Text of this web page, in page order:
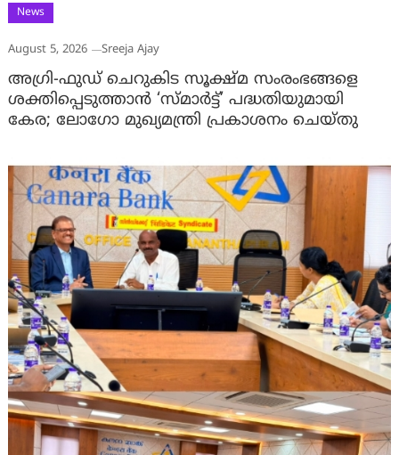
News
August 5, 2026 Sreeja Ajay
അഗ്രി-ഫുഡ് ചെറുകിട സൂക്ഷ്മ സംരംഭങ്ങളെ
ശക്തിപ്പെടുത്താന്‍ ‘സ്മാര്‍ട്ട്’ പദ്ധതിയുമായി
കേര; ലോഗോ മുഖ്യമന്ത്രി പ്രകാശനം ചെയ്തു